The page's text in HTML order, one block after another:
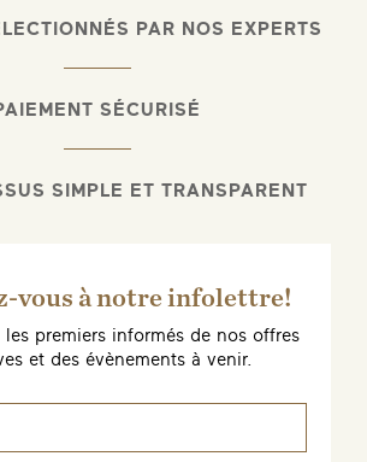
PAR NOS EXPERTS
SÉCURISÉ
SIMPLE ET TRANSPARENT
vous à notre infolettre!
les premiers informés de nos offres
et des évènements à venir.